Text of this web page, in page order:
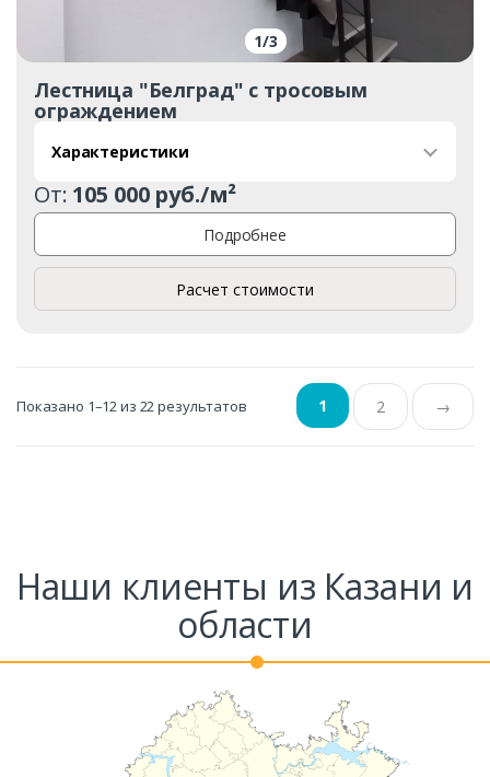
1/3
Лестница "Белград" с тросовым
ограждением
Характеристики
От: 105 000 руб./м²
Подробнее
Расчет стоимости
Показано 1–12 из 22 результатов 1 2 →
Наши клиенты из Казани и
области